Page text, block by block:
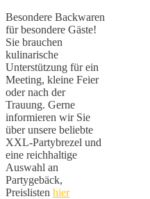
Besondere Backwaren
für besondere Gäste!
Sie brauchen
kulinarische
Unterstützung für ein
Meeting, kleine Feier
oder nach der
Trauung. Gerne
informieren wir Sie
über unsere beliebte
XXL-Partybrezel und
eine reichhaltige
Auswahl an
Partygebäck,
Preislisten hier